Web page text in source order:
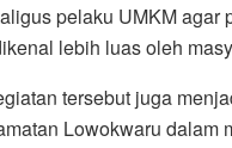
pelaku UMKM agar
lebih luas oleh
tersebut juga
Lowokwaru dalam